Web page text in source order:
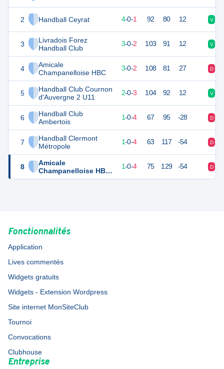
2 Handball Ceyrat
3
Livradois Forez
Handball Club
4
Amicale
Champanelloise HBC
5
Handball Club Cournon
d'Auvergne 2 U11
6
Handball Club
Ambertois
7
Handball Clermont
Métropole
8
Amicale
Champanelloise HBC
2
13 4-0-1 92 80 12 V
3-0-2 103 91 12 V
11 3-0-2 108 81 27 D
9 5 2-0-3 104 92 12 V
1-0-4 67 95 -28 D
7 1-0-4 63 117 -54 D
1-0-4 75 129 -54 D
Fonctionnalités
Application
Lives commentés
Widgets gratuits
Widgets - Extension Wordpress
Site internet MonSiteClub
Tournoi
Convocations
Clubhouse
Entreprise